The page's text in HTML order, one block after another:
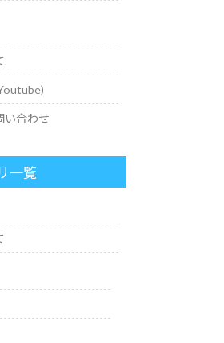
い合わせ
一覧